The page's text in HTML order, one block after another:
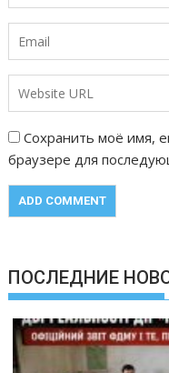
Сохранить моё имя,
браузере для
ПОСЛЕДНИЕ